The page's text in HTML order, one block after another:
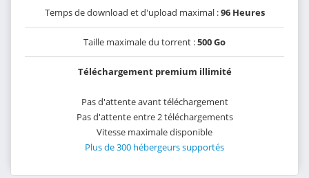
Temps de download et d'upload maximal :96 Heures
Taille maximale du torrent :500 Go
Téléchargement premium illimité
Pas d'attente avant téléchargement
Pas d'attente entre 2 téléchargements
Vitesse maximale disponible
Plus de 300 hébergeurs supportés